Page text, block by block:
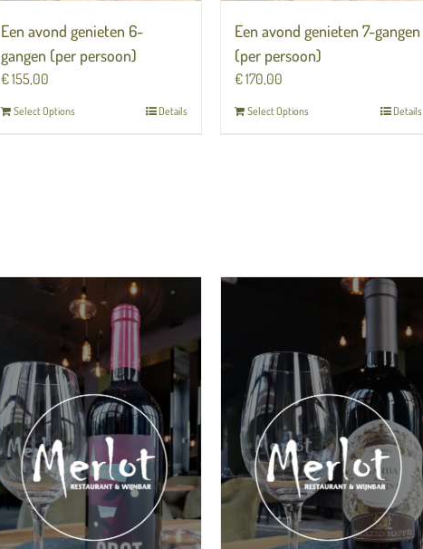
Een avond genieten 6-
gangen (per persoon)
€155,00
Select Options Details
Een avond genieten 7-gangen
(per persoon)
€170,00
Select Options Details